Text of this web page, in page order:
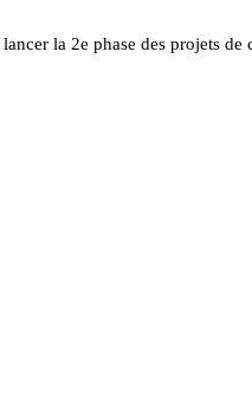
la 2e phase des projets de